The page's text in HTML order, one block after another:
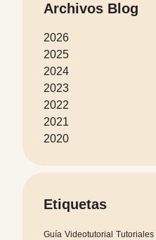
Archivos Blog
2026
2025
2024
2023
2022
2021
2020
Etiquetas
Guía Videotutorial Tutoriales